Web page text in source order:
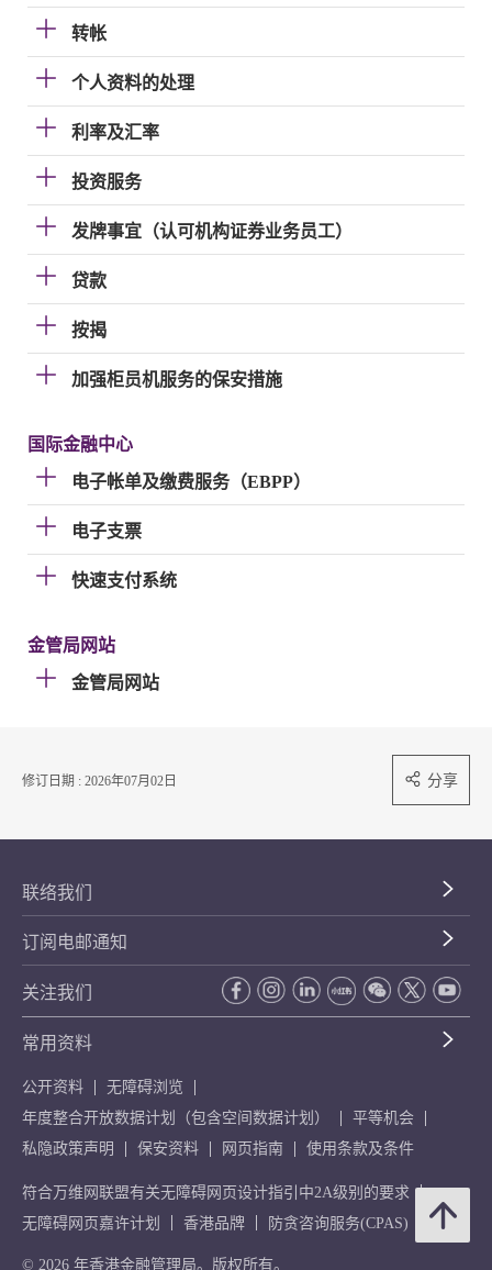
转帐
个人资料的处理
利率及汇率
投资服务
发牌事宜（认可机构证券业务员工）
贷款
按揭
加强柜员机服务的保安措施
国际金融中心
电子帐单及缴费服务（EBPP）
电子支票
快速支付系统
金管局网站
金管局网站
修订日期 : 2026年07月02日 分享
联络我们
订阅电邮通知
关注我们
常用资料
公开资料
无障碍浏览
年度整合开放数据计划（包含空间数据计划）
平等机会
私隐政策声明
保安资料 网页指南 使用条款及条件
符合万维网联盟有关无障碍网页设计指引中2A级别的要求
无障碍网页嘉许计划
香港品牌 防贪咨询服务(CPAS)
© 2026 年香港金融管理局。版权所有。